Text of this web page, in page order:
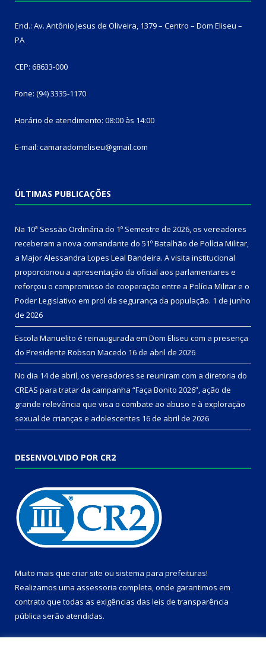
End.: Av. Antônio Jesus de Oliveira, 1379 – Centro – Dom Eliseu –
PA
CEP: 68633-000
Fone: (94) 3335-1170
Horário de atendimento: 08:00 às 14:00
E-mail: camaradomeliseu@gmail.com
ÚLTIMAS PUBLICAÇÕES
Na 10ª Sessão Ordinária do 1º Semestre de 2026, os vereadores
receberam a nova comandante do 51º Batalhão de Polícia Militar,
a Major Alessandra Lopes Leal Bandeira. A visita institucional
proporcionou a apresentação da oficial aos parlamentares e
reforçou o compromisso de cooperação entre a Polícia Militar e o
Poder Legislativo em prol da segurança da população. 1 de junho
de 2026
Escola Manuelito é reinaugurada em Dom Eliseu com a presença
do Presidente Robson Macedo 16 de abril de 2026
No dia 14 de abril, os vereadores se reuniram com a diretoria do
CREAS para tratar da campanha “Faça Bonito 2026”, ação de
grande relevância que visa o combate ao abuso e à exploração
sexual de crianças e adolescentes 16 de abril de 2026
DESENVOLVIDO POR CR2
Muito mais que criar site ou sistema para prefeituras!
Realizamos uma assessoria completa, onde garantimos em
contrato que todas as exigências das leis de transparência
pública serão atendidas.